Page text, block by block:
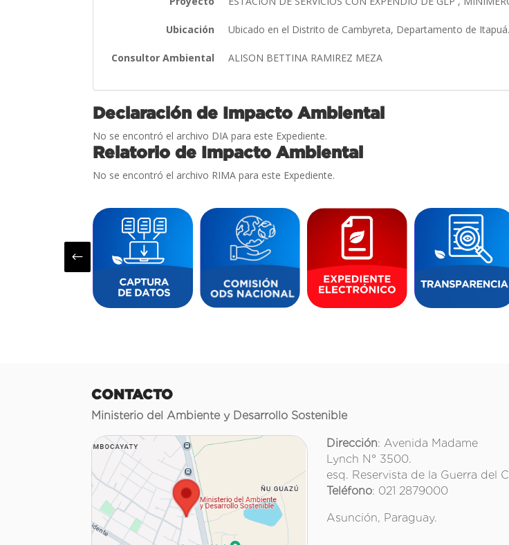
Ubicación Ubicado en el Distrito de Cambyreta, Departamento de Itapuá.
Consultor Ambiental ALISON BETTINA RAMIREZ MEZA
Declaración de Impacto Ambiental
No se encontró el archivo DIA para este Expediente.
Relatorio de Impacto Ambiental
No se encontró el archivo RIMA para este Expediente.
#
CONTACTO
Ministerio del Ambiente y Desarrollo Sostenible
Dirección: Avenida Madame
Lynch N° 3500.
esq. Reservista de la Guerra del
Teléfono: 021 2879000
Asunción, Paraguay.